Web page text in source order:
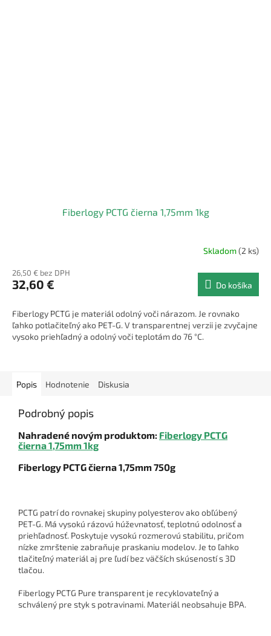
Fiberlogy PCTG čierna 1,75mm 1kg
Skladom(2 ks)
26,50 € bez DPH
32,60 € Do košíka
Fiberlogy PCTG je materiál odolný voči nárazom. Je rovnako
ľahko potlačiteľný ako PET-G. V transparentnej verzii je zvyčajne
vysoko priehľadný a odolný voči teplotám do 76 °C.
Popis Hodnotenie Diskusia
Podrobný popis
Nahradené novým produktom: Fiberlogy PCTG
čierna 1,75mm 1kg
Fiberlogy PCTG čierna 1,75mm 750g
PCTG patrí do rovnakej skupiny polyesterov ako obľúbený
PET-G. Má vysokú rázovú húževnatosť, teplotnú odolnosť a
priehľadnosť. Poskytuje vysokú rozmerovú stabilitu, pričom
nízke zmrštenie zabraňuje praskaniu modelov. Je to ľahko
tlačiteľný materiál aj pre ľudí bez väčších skúseností s 3D
tlačou.
Fiberlogy PCTG Pure transparent je recyklovateľný a
schválený pre styk s potravinami. Materiál neobsahuje BPA.